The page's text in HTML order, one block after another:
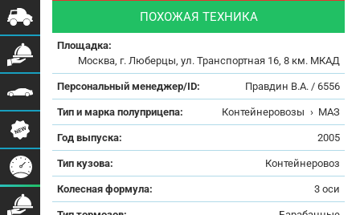
ПОХОЖАЯ ТЕХНИКА
Площадка:
Москва, г. Люберцы, ул. Транспортная 16, 8 км. МКАД
Персональный менеджер/ID: Правдин В.А. / 6556
Тип и марка полуприцепа: Контейнеровозы › МАЗ
Год выпуска: 2005
Тип кузова: Контейнеровоз
Колесная формула: 3 оси